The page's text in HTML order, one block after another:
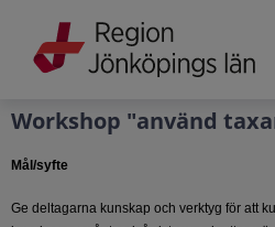
Grade
Portal
Workshop "använd
Mål/syfte
Ge deltagarna kunskap och verktyg för att